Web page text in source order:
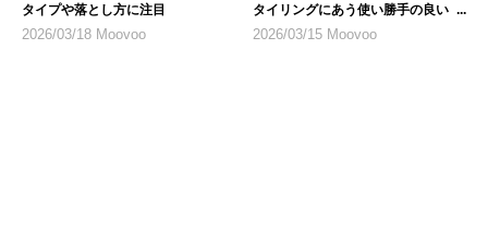
タイプや落とし方に注目
2026/03/18 Moovoo
タイリングにあう使い勝手の良いも
のを
2026/03/15 Moovoo